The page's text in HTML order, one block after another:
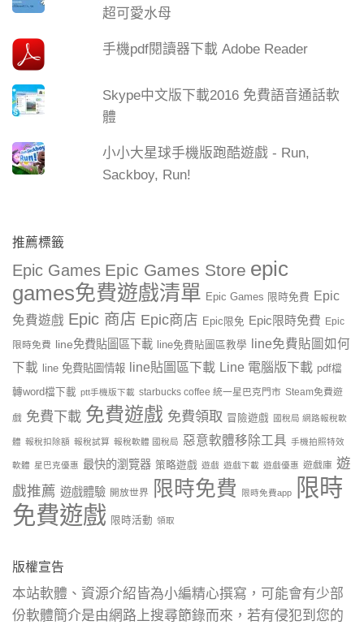
超可愛水母
手機pdf閱讀器下載 Adobe Reader
Skype中文版下載2016 免費語音通話軟
體
小小大星球手機版跑酷遊戲 - Run,
Sackboy, Run!
推薦標籤
Epic Games Epic Games Store epic
games免費遊戲清單 Epic Games 限時免費 Epic
免費遊戲 Epic 商店 Epic商店 Epic限免 Epic限時免費 Epic
限時免費 line免費貼圖區下載 line免費貼圖區教學
line免費貼圖如何
下載
line 免費貼圖情報 line貼圖區下載 Line 電腦版下載 pdf檔
轉word檔下載 ptt手機版下載 starbucks coffee 統一星巴克門市 Steam免費遊
戲 免費下載 免費遊戲 免費領取 冒險遊戲 國稅局 網路報稅軟
體 報稅扣除額 報稅試算 報稅軟體 國稅局 惡意軟體移除工具 手機拍照特效
軟體 星巴克優惠 最快的瀏覽器 策略遊戲 遊戲 遊戲下載 遊戲優惠 遊戲庫 遊
戲推薦 遊戲體驗 開放世界 限時免費 限時免費app
限時
免費遊戲 限時活動 領取
版權宣告
本站軟體、資源介紹皆為小編精心撰寫，可能會有少部
份軟體簡介是由網路上搜尋節錄而來，若有侵犯到您的